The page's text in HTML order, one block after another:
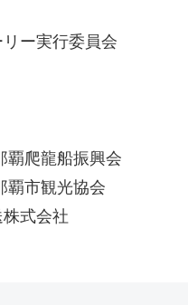
ー実行委員会
覇爬龍船振興会
覇市観光協会
式会社